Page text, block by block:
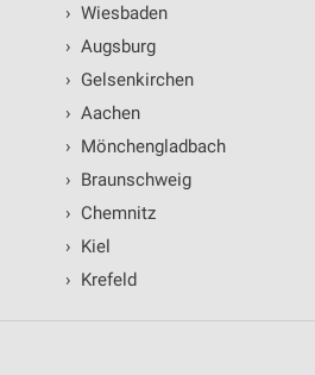
› Wiesbaden
› Augsburg
› Gelsenkirchen
› Aachen
› Mönchengladbach
› Braunschweig
› Chemnitz
› Kiel
› Krefeld